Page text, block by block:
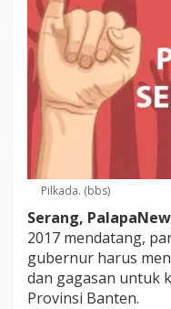
Pilkada. (bbs)
Serang,
2017 mendatang,
gubernur harus
dan gagasan untuk
Provinsi Banten.